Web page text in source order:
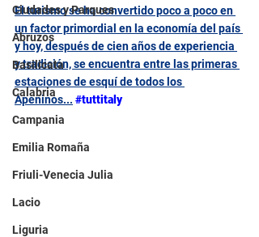
Ciudades y Parques
Abruzos
Basilicata
Calabria
Campania
Emilia Romaña
Friuli-Venecia Julia
Lacio
Liguria
El turismo se ha convertido poco a poco en
un factor primordial en la economía del país
y hoy, después de cien años de experiencia
y tradición, se encuentra entre las primeras
estaciones de esquí de todos los
Apeninos... #tuttitaly